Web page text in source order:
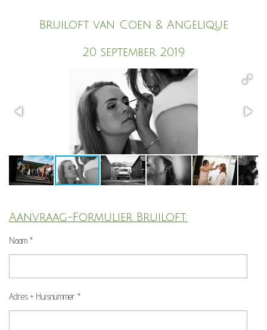
Bruiloft van Coen & Angelique
20 september 2019
Aanvraag-Formulier Bruiloft:
Naam *
Adres + Huisnummer *